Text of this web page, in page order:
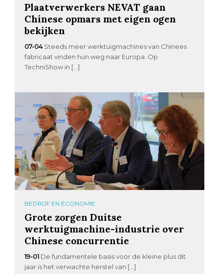
Plaatverwerkers NEVAT gaan
Chinese opmars met eigen ogen
bekijken
07-04 Steeds meer werktuigmachines van Chinees
fabricaat vinden hun weg naar Europa. Op
TechniShow in […]
BEDRIJF EN ECONOMIE
Grote zorgen Duitse
werktuigmachine-industrie over
Chinese concurrentie
19-01 De fundamentele basis voor de kleine plus dit
jaar is het verwachte herstel van […]